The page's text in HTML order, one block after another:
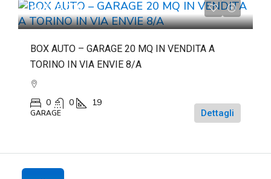
da€20.000
BOX AUTO – GARAGE 20 MQ IN VENDITA A
TORINO IN VIA ENVIE 8/A
0 0 19
GARAGE Dettagli